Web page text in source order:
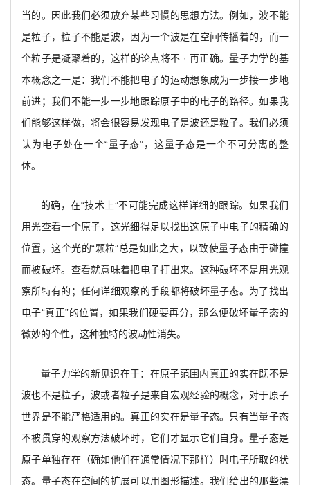
当的。因此我们必须放弃某些习惯的思想方法。例如，波不能
是粒子，粒子不能是波，因为一个波是在空间传播着的，而一
个粒子是凝聚着的，这样的论点将不 · 再正确。量子力学的基
本概念之一是：我们不能把电子的运动想象成为一步接一步地
前进；我们不能一步一步地跟踪原子中的电子的路径。如果我
们能够这样做，将会很容易发现电子是波还是粒子。我们必须
认为电子处在一个“量子态”，这量子态是一个不可分离的整
体。
的确，在“技术上”不可能完成这样详细的跟踪。如果我们
用光查看一个原子，这光细得足以找出这原子中电子的精确的
位置，这个光的“颗粒”总是如此之大，以致使量子态由于碰撞
而被破坏。查看就意味着把电子打出来。这种破坏不是用光观
察所特有的；任何详细观察的手段都将破坏量子态。为了找出
电子“真正”的位置，如果我们硬要再分，那么便破坏量子态的
微妙的个性，这种独特的波动性消失。
量子力学的新见识在于：在原子范围内真正的实在既不是
波也不是粒子，波或者粒子是来自宏观经验的概念，对于原子
世界是不能严格适用的。真正的实在是量子态。只有当量子态
不被贯穿的观察方法破坏时，它们才显示它们自身。量子态是
原子单独存在（确如他们在通常情况下那样）时电子所取的状
态。量子态在空间的扩展可以用图形描述。我们给出的那些漂